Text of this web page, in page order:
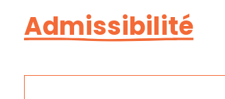
Admissibilité